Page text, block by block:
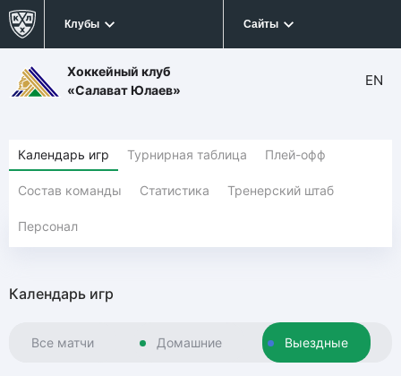
Клубы Сайты
Хоккейный клуб
«Салават Юлаев»
EN
Календарь игр Турнирная таблица Плей-офф
Состав команды Статистика Тренерский штаб
Персонал
Календарь игр
Все матчи Домашние Выездные